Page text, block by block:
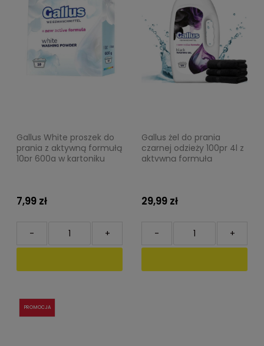
Gallus White proszek do
prania z aktywną formułą
10pr 600g w kartoniku
7,99 zł
+
-
Gallus żel do prania
czarnej odzieży 100pr 4l z
aktywną formułą
29,99 zł
+
-
PROMOCJA